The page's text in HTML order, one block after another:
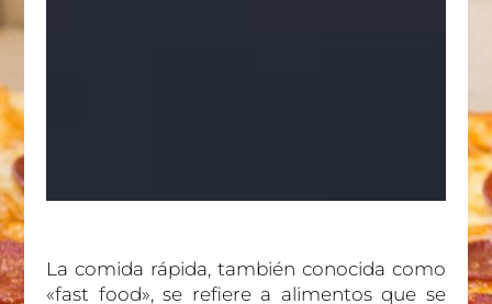
La comida rápida, también conocida como
«fast food», se refiere a alimentos que se